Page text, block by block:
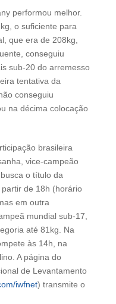
performou melhor.
o suficiente para
que era de 208kg,
conseguiu
sub-20 do arremesso
tentativa da
conseguiu
na décima colocação
brasileira
vice-campeão
o título da
de 18h (horário
em outra
mundial sub-17,
até 81kg. Na
às 14h, na
A página do
de Levantamento
iwfnet) transmite o